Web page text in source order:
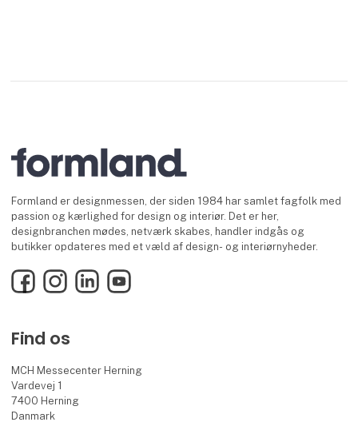
Formland er designmessen, der siden 1984 har samlet fagfolk med
passion og kærlighed for design og interiør. Det er her,
designbranchen mødes, netværk skabes, handler indgås og
butikker opdateres med et væld af design- og interiørnyheder.
FacebookInstagramLinkedInYouTube
Find os
MCH Messecenter Herning
Vardevej 1
7400 Herning
Danmark